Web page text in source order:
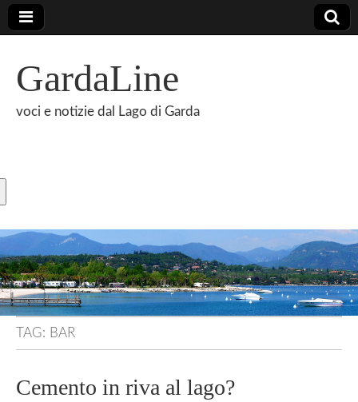
GardaLine
voci e notizie dal Lago di Garda
TAG: BAR
Cemento in riva al lago?